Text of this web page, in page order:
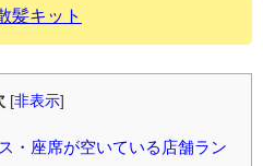
髪キット
[非表示]
・座席が空いている店舗ラン